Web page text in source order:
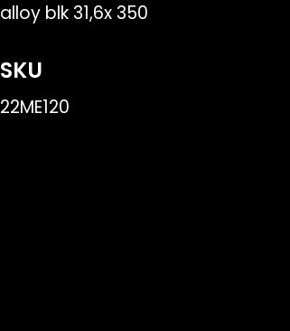
alloy blk 31,6x 350
SKU
22ME120